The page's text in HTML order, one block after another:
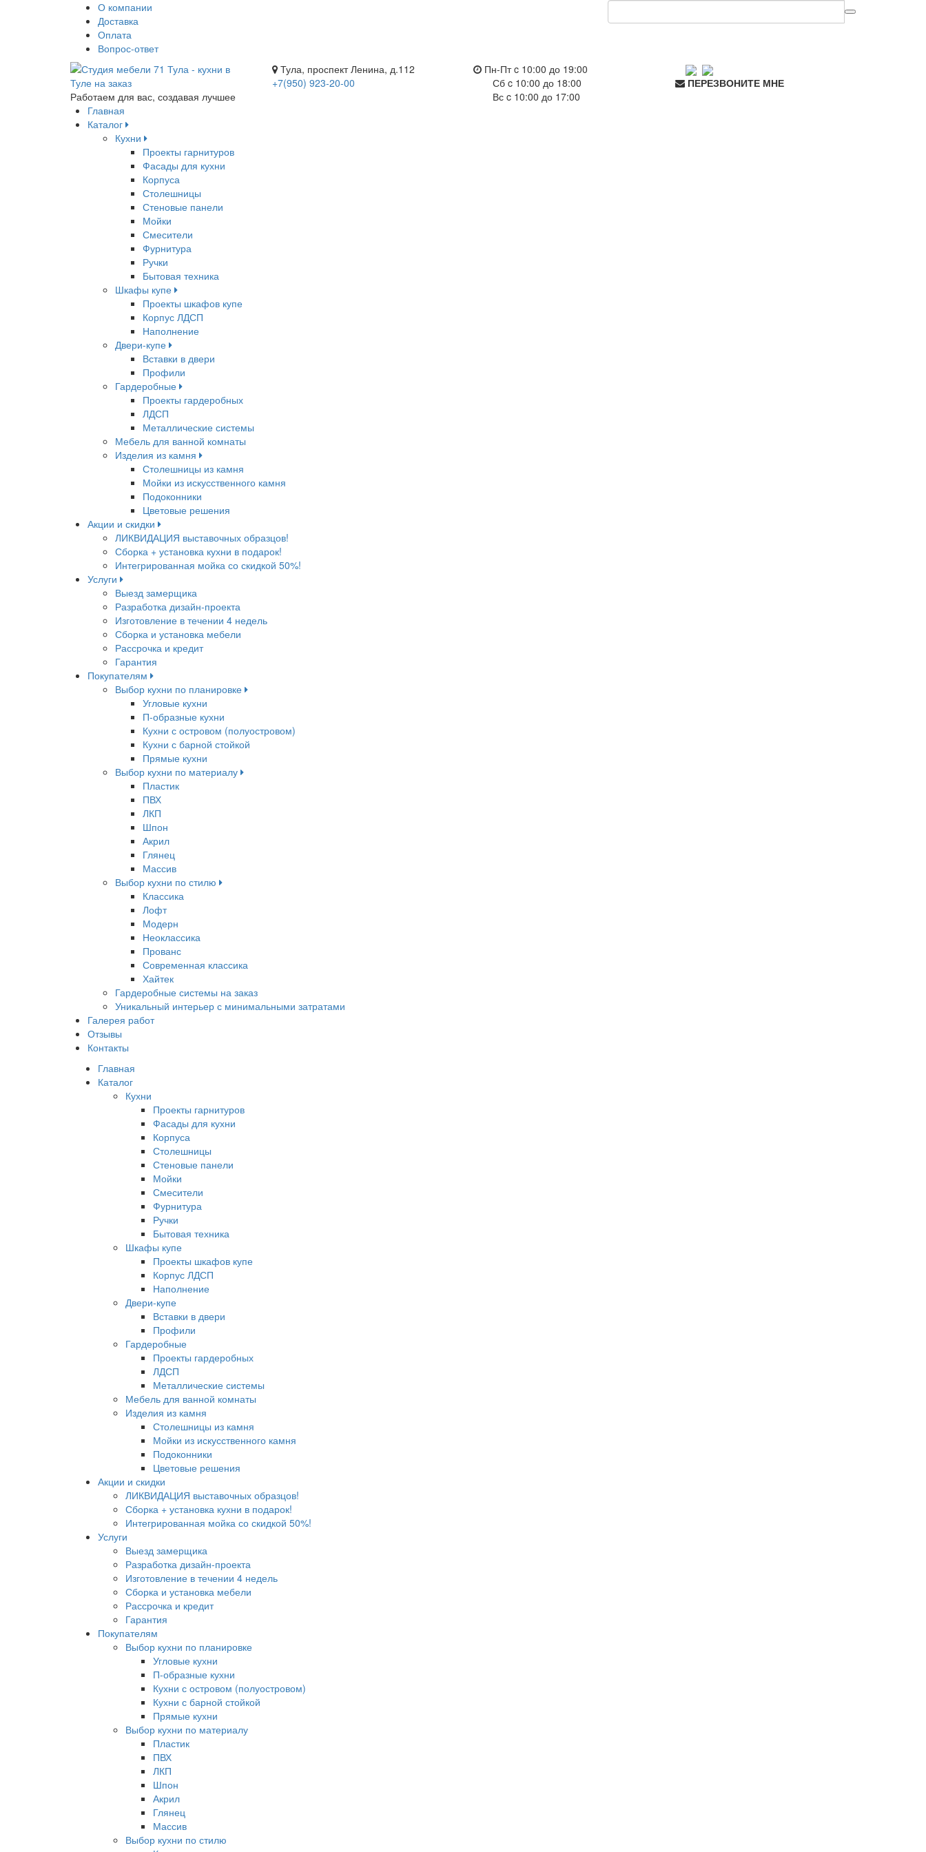
О компании
Доставка
Оплата
Вопрос-ответ
Работаем для вас, создавая лучшее
Тула, проспект Ленина, д.112
+7(950) 923-20-00
Пн-Пт c 10:00 до 19:00
Сб c 10:00 до 18:00
Вс c 10:00 до 17:00
ПЕРЕЗВОНИТЕ МНЕ
Главная
Каталог
Кухни
Проекты гарнитуров
Фасады для кухни
Корпуса
Столешницы
Стеновые панели
Мойки
Смесители
Фурнитура
Ручки
Бытовая техника
Шкафы купе
Проекты шкафов купе
Корпус ЛДСП
Наполнение
Двери-купе
Вставки в двери
Профили
Гардеробные
Проекты гардеробных
ЛДСП
Металлические системы
Мебель для ванной комнаты
Изделия из камня
Столешницы из камня
Мойки из искусственного камня
Подоконники
Цветовые решения
Акции и скидки
ЛИКВИДАЦИЯ выставочных образцов!
Сборка + установка кухни в подарок!
Интегрированная мойка со скидкой 50%!
Услуги
Выезд замерщика
Разработка дизайн-проекта
Изготовление в течении 4 недель
Сборка и установка мебели
Рассрочка и кредит
Гарантия
Покупателям
Выбор кухни по планировке
Угловые кухни
П-образные кухни
Кухни с островом (полуостровом)
Кухни с барной стойкой
Прямые кухни
Выбор кухни по материалу
Пластик
ПВХ
ЛКП
Шпон
Акрил
Глянец
Массив
Выбор кухни по стилю
Классика
Лофт
Модерн
Неоклассика
Прованс
Современная классика
Хайтек
Гардеробные системы на заказ
Уникальный интерьер с минимальными затратами
Галерея работ
Отзывы
Контакты
Главная
Каталог
Кухни
Проекты гарнитуров
Фасады для кухни
Корпуса
Столешницы
Стеновые панели
Мойки
Смесители
Фурнитура
Ручки
Бытовая техника
Шкафы купе
Проекты шкафов купе
Корпус ЛДСП
Наполнение
Двери-купе
Вставки в двери
Профили
Гардеробные
Проекты гардеробных
ЛДСП
Металлические системы
Мебель для ванной комнаты
Изделия из камня
Столешницы из камня
Мойки из искусственного камня
Подоконники
Цветовые решения
Акции и скидки
ЛИКВИДАЦИЯ выставочных образцов!
Сборка + установка кухни в подарок!
Интегрированная мойка со скидкой 50%!
Услуги
Выезд замерщика
Разработка дизайн-проекта
Изготовление в течении 4 недель
Сборка и установка мебели
Рассрочка и кредит
Гарантия
Покупателям
Выбор кухни по планировке
Угловые кухни
П-образные кухни
Кухни с островом (полуостровом)
Кухни с барной стойкой
Прямые кухни
Выбор кухни по материалу
Пластик
ПВХ
ЛКП
Шпон
Акрил
Глянец
Массив
Выбор кухни по стилю